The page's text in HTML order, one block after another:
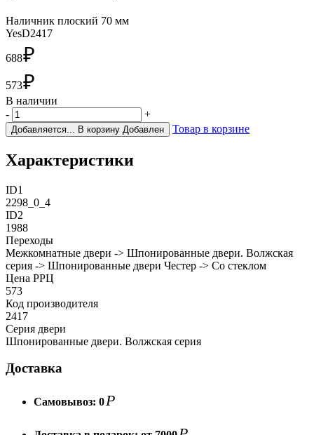
Наличник плоский 70 мм
YesD2417
688₽
573₽
В наличии
-
+
Добавляется... В корзину Добавлен Товар в корзине
Характеристики
ID1
2298_0_4
ID2
1988
Переходы
Межкомнатные двери -> Шпонированные двери. Волжская
серия -> Шпонированные двери Честер -> Со стеклом
Цена РРЦ
573
Код производителя
2417
Cерия двери
Шпонированные двери. Волжская серия
Доставка
Самовывоз: 0Р